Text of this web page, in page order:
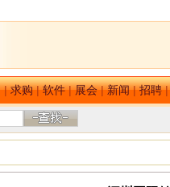
|求购|软件|展会|新闻|招聘